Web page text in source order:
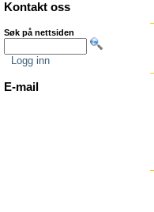
Kontakt oss
Søk på nettsiden
Logg inn
E-mail